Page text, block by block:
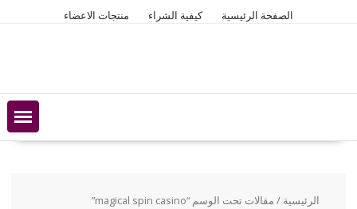
الصفحة الرئيسية كيفية الشراء منتجات الاعضاء
الرئيسية / مقالات تحت الوسم “magical spin casino”